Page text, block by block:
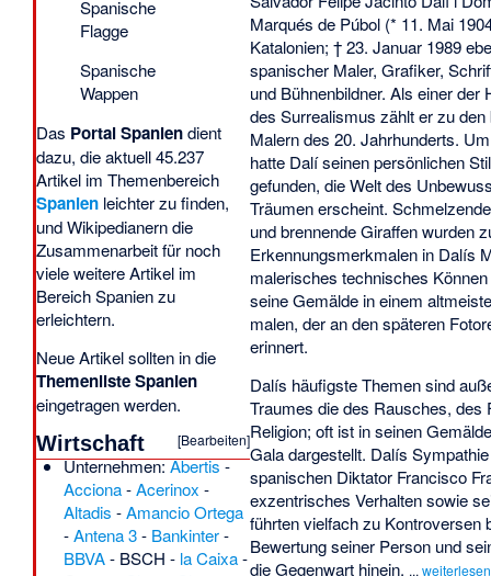
Spanische
Flagge
Spanische
Wappen
Das PortalSpaniendient
dazu, die aktuell 45.237
Artikel im Themenbereich
Spanien leichter zu finden,
undWikipedianerndie
Zusammenarbeit für noch
viele weitere Artikel im
Bereich Spanien zu
erleichtern.
Neue Artikel sollten in die
Themenliste Spanien
eingetragen werden.
Wirtschaft [Bearbeiten]
Unternehmen:Abertis-
Acciona-Acerinox -
Altadis -Amancio Ortega
-Antena 3- Bankinter-
BBVA- BSCH - la Caixa-
Marqués de Púbol (* 11. Mai
Katalonien; † 23. Januar 1989
spanischer Maler, Grafiker,
und Bühnenbildner. Als einer der
des Surrealismus zählt er zu
Malern des 20. Jahrhunderts.
hatte Dalí seinen persönlichen
gefunden, die Welt des
Träumen erscheint.
und brennende Giraffen wurden
Erkennungsmerkmalen in Dalís
malerisches technisches
seine Gemälde in einem
malen, der an den späteren
erinnert.
Dalís häufigste Themen sind
Traumes die des Rausches, des
Religion; oft ist in seinen
Gala dargestellt. Dalís
spanischen Diktator Francisco
exzentrisches Verhalten sowie
führten vielfach zu Kontroversen
Bewertung seiner Person und
die Gegenwart hinein. ...weiterlesen